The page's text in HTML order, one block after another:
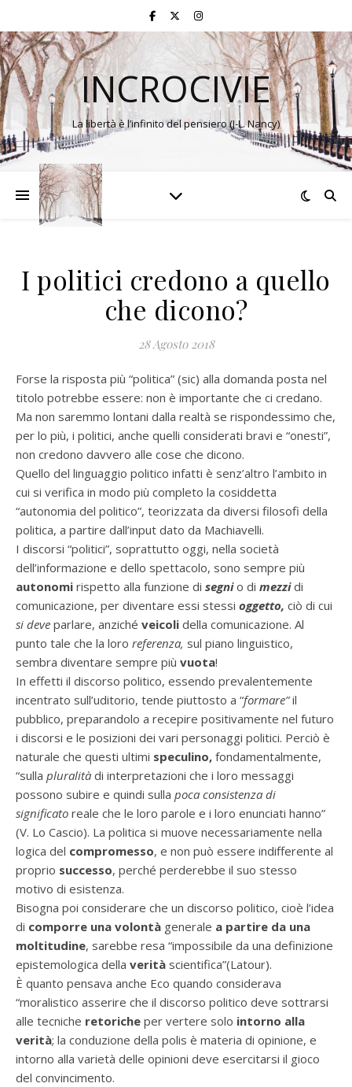
INCROCIVIE
La libertà è l’infinito del pensiero (J-L. Nancy)
I politici credono a quello
che dicono?
28 Agosto 2018
Forse la risposta più “politica” (sic) alla domanda posta nel
titolo potrebbe essere: non è importante che ci credano.
Ma non saremmo lontani dalla realtà se rispondessimo che,
per lo più, i politici, anche quelli considerati bravi e “onesti”,
non credono davvero alle cose che dicono.
Quello del linguaggio politico infatti è senz’altro l’ambito in
cui si verifica in modo più completo la cosiddetta
“autonomia del politico”, teorizzata da diversi filosofi della
politica, a partire dall’input dato da Machiavelli.
I discorsi “politici”, soprattutto oggi, nella società
dell’informazione e dello spettacolo, sono sempre più
autonomi rispetto alla funzione di segnio di mezzidi
comunicazione, per diventare essi stessi oggetto, ciò di cui
si deve parlare, anziché veicoli della comunicazione. Al
punto tale che la loro referenza, sul piano linguistico,
sembra diventare sempre più vuota!
In effetti il discorso politico, essendo prevalentemente
incentrato sull’uditorio, tende piuttosto a “formare”il
pubblico, preparandolo a recepire positivamente nel futuro
i discorsi e le posizioni dei vari personaggi politici. Perciò è
naturale che questi ultimi speculino, fondamentalmente,
“sulla pluralità di interpretazioni che i loro messaggi
possono subire e quindi sulla poca consistenza di
significato reale che le loro parole e i loro enunciati hanno”
(V. Lo Cascio). La politica si muove necessariamente nella
logica del compromesso, e non può essere indifferente al
proprio successo, perché perderebbe il suo stesso
motivo di esistenza.
Bisogna poi considerare che un discorso politico, cioè l’idea
di comporre una volontà generale a partire da una
moltitudine, sarebbe resa “impossibile da una definizione
epistemologica della verità scientifica”(Latour).
È quanto pensava anche Eco quando considerava
“moralistico asserire che il discorso politico deve sottrarsi
alle tecniche retoriche per vertere solo intorno alla
verità; la conduzione della polis è materia di opinione, e
intorno alla varietà delle opinioni deve esercitarsi il gioco
del convincimento.